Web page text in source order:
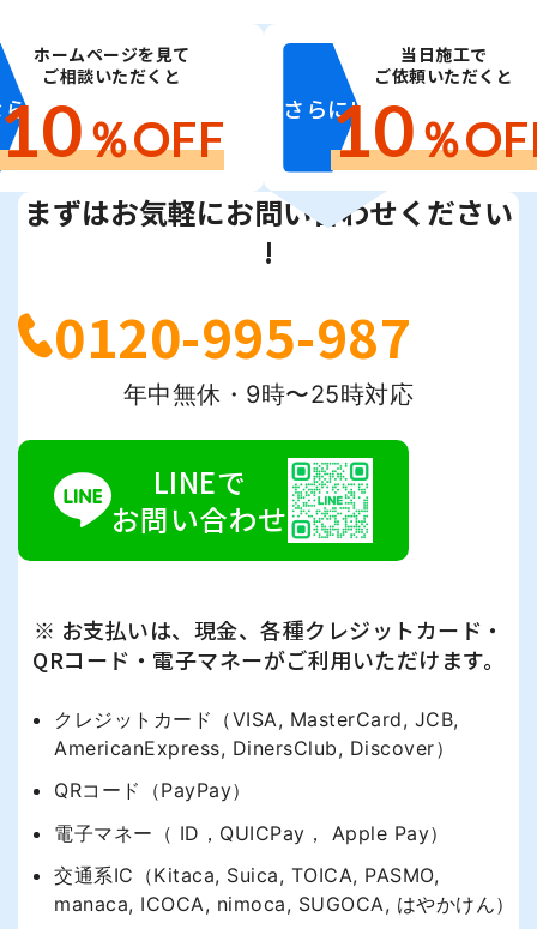
ホームページを見て
ご相談いただくと
10％OFF
さらに!
当日施工で
ご依頼いただくと
10％
まずはお気軽にお問い合わせください
!
0120-995-987
年中無休・9時〜25時対応
LINEで
お問い合わせ
※ お支払いは、現金、各種クレジットカード・
QRコード・電子マネーがご利用いただけます。
クレジットカード（VISA, MasterCard, JCB,
AmericanExpress, DinersClub, Discover）
QRコード（PayPay）
電子マネー（ ID，QUICPay， Apple Pay）
交通系IC（Kitaca, Suica, TOICA, PASMO,
manaca, ICOCA, nimoca, SUGOCA, はやかけん）